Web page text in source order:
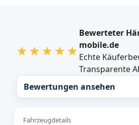
★★★★★
Bewerteter
mobile.de
Echte
Transparente
Bewertungen ansehen
Fahrzeugdetails